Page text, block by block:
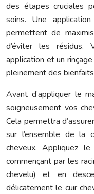
des étapes cruciales
soins. Une
permettent de
d’éviter les résidus.
application et un
pleinement des
Avant d’appliquer le
soigneusement vos
Cela permettra
sur l’ensemble de la
cheveux. Appliquez
commençant par les
chevelu) et en
délicatement le cuir